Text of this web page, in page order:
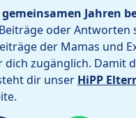
Jahren
oder Antworten
der Mamas und
zugänglich. Damit
dir unser HiPP